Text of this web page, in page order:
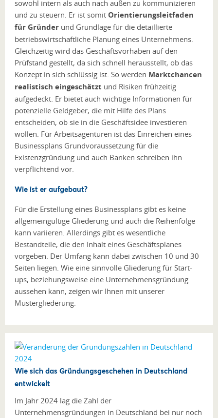
sowohl intern als auch nach außen zu kommunizieren
und zu steuern. Er ist somit Orientierungsleitfaden
für Gründer und Grundlage für die detaillierte
betriebswirtschaftliche Planung eines Unternehmens.
Gleichzeitig wird das Geschäftsvorhaben auf den
Prüfstand gestellt, da sich schnell herausstellt, ob das
Konzept in sich schlüssig ist. So werden Marktchancen
realistisch eingeschätzt und Risiken frühzeitig
aufgedeckt. Er bietet auch wichtige Informationen für
potenzielle Geldgeber, die mit Hilfe des Plans
entscheiden, ob sie in die Geschäftsidee investieren
wollen. Für Arbeitsagenturen ist das Einreichen eines
Businessplans Grundvoraussetzung für die
Existenzgründung und auch Banken schreiben ihn
verpflichtend vor.
Wie ist er aufgebaut?
Für die Erstellung eines Businessplans gibt es keine
allgemeingültige Gliederung und auch die Reihenfolge
kann variieren. Allerdings gibt es wesentliche
Bestandteile, die den Inhalt eines Geschäftsplanes
vorgeben. Der Umfang kann dabei zwischen 10 und 30
Seiten liegen. Wie eine sinnvolle Gliederung für Start-
ups, beziehungsweise eine Unternehmensgründung
aussehen kann, zeigen wir Ihnen mit unserer
Mustergliederung.
Wie sich das Gründungsgeschehen in Deutschland
entwickelt
Im Jahr 2024 lag die Zahl der
Unternehmensgründungen in Deutschland bei nur noch